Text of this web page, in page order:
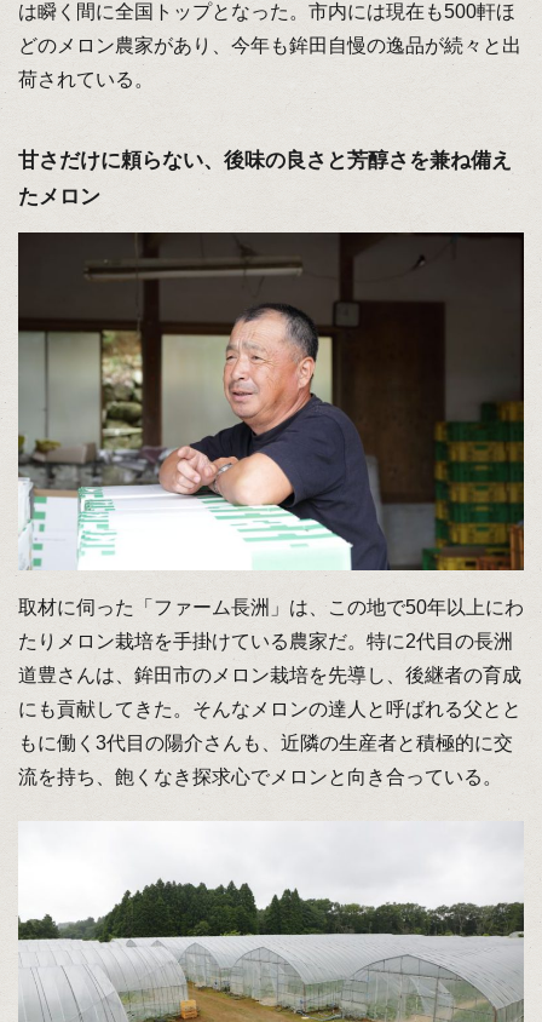
は瞬く間に全国トップとなった。市内には現在も500軒ほ
どのメロン農家があり、今年も鉾田自慢の逸品が続々と出
荷されている。
甘さだけに頼らない、後味の良さと芳醇さを兼ね備え
たメロン
取材に伺った「ファーム長洲」は、この地で50年以上にわ
たりメロン栽培を手掛けている農家だ。特に2代目の長洲
道豊さんは、鉾田市のメロン栽培を先導し、後継者の育成
にも貢献してきた。そんなメロンの達人と呼ばれる父とと
もに働く3代目の陽介さんも、近隣の生産者と積極的に交
流を持ち、飽くなき探求心でメロンと向き合っている。